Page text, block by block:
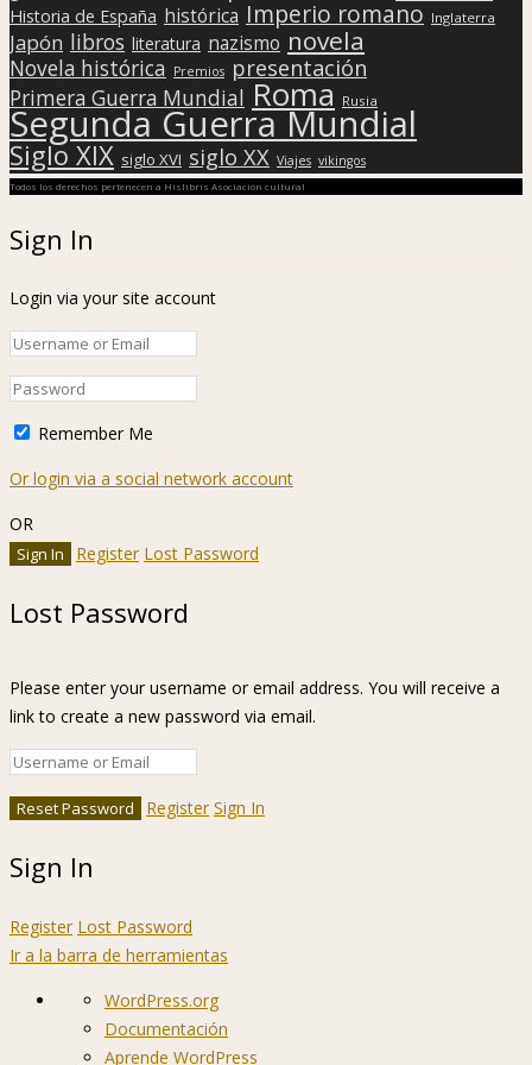
Historia de España histórica Imperio romano Inglaterra
Japón libros literatura nazismo novela
Novela histórica Premios presentación
Primera Guerra Mundial Roma Rusia
Segunda Guerra Mundial
Siglo XIX siglo XVI siglo XX Viajes vikingos
Todos los derechos pertenecen a Hislibris Asociación cultural
Sign In
Login via your site account
Remember Me
Or login via a social network account
OR
Register Lost Password
Lost Password
Please enter your username or email address. You will receive a
link to create a new password via email.
Register Sign In
Sign In
Register Lost Password
Ir a la barra de herramientas
Acerca
WordPress
WordPress.org
Documentación
Aprende WordPress